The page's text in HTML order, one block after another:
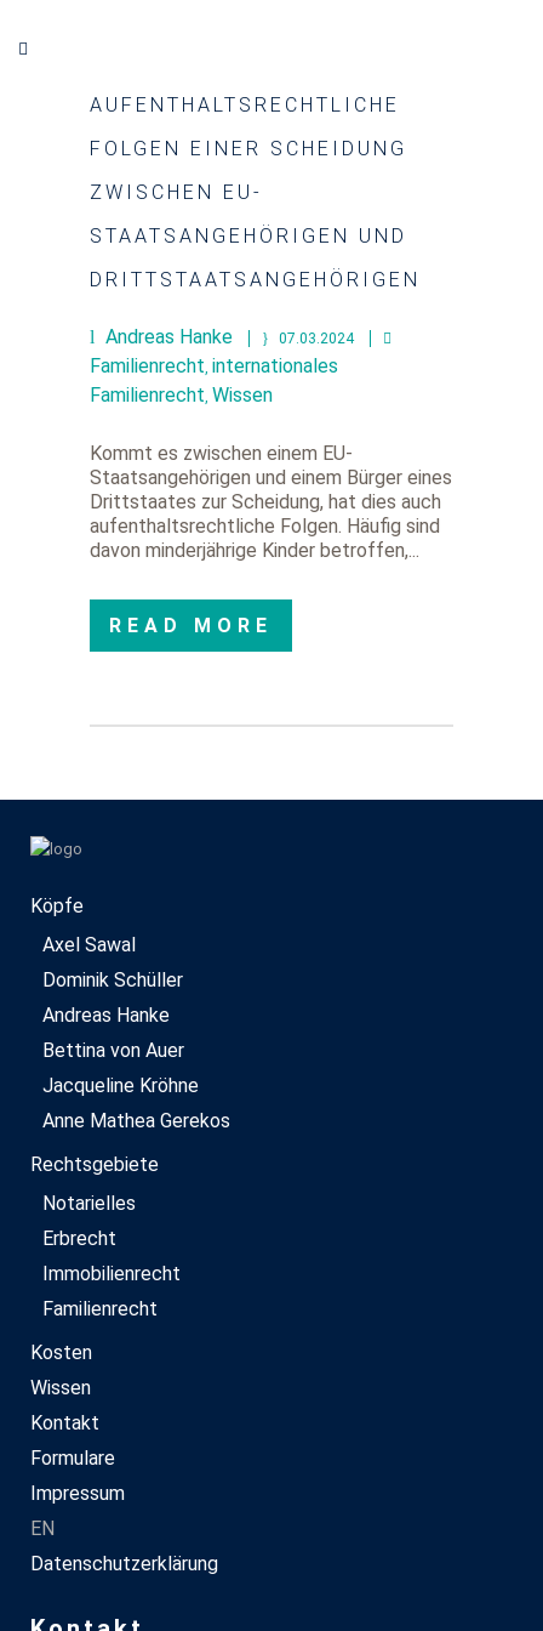
AUFENTHALTSRECHTLICHE
FOLGEN EINER SCHEIDUNG
ZWISCHEN EU-
STAATSANGEHÖRIGEN UND
DRITTSTAATSANGEHÖRIGEN
Andreas Hanke 07.03.2024
Familienrecht, internationales
Familienrecht, Wissen
Kommt es zwischen einem EU-
Staatsangehörigen und einem Bürger eines
Drittstaates zur Scheidung, hat dies auch
aufenthaltsrechtliche Folgen. Häufig sind
davon minderjährige Kinder betroffen,...
READ MORE
Köpfe
Axel Sawal
Dominik Schüller
Andreas Hanke
Bettina von Auer
Jacqueline Kröhne
Anne Mathea Gerekos
Rechtsgebiete
Notarielles
Erbrecht
Immobilienrecht
Familienrecht
Kosten
Wissen
Kontakt
Formulare
Impressum
EN
Datenschutzerklärung